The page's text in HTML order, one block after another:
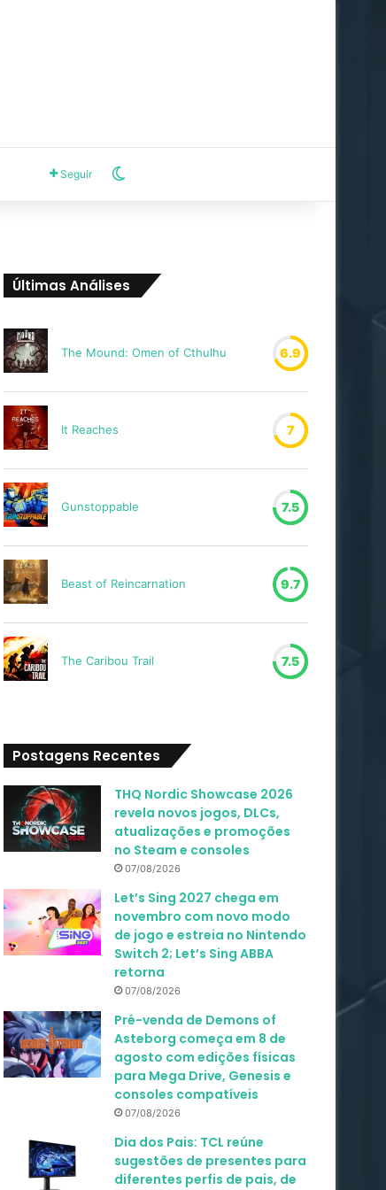
Seguir
Últimas Análises
The Mound: Omen of Cthulhu 6.9
It Reaches 7
Gunstoppable 7.5
Beast of Reincarnation 9.7
The Caribou Trail 7.5
Postagens Recentes
THQ Nordic Showcase 2026
revela novos jogos, DLCs,
atualizações e promoções
no Steam e consoles
07/08/2026
Let’s Sing 2027 chega em
novembro com novo modo
de jogo e estreia no Nintendo
Switch 2; Let’s Sing ABBA
retorna
07/08/2026
Pré-venda de Demons of
Asteborg começa em 8 de
agosto com edições físicas
para Mega Drive, Genesis e
consoles compatíveis
07/08/2026
Dia dos Pais: TCL reúne
sugestões de presentes para
diferentes perfis de pais, de